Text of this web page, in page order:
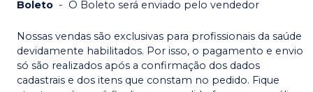
Boleto - O Boleto será enviado pelo vendedor
Nossas vendas são exclusivas para profissionais da saúde
devidamente habilitados. Por isso, o pagamento e envio
só são realizados após a confirmação dos dados
cadastrais e dos itens que constam no pedido. Fique